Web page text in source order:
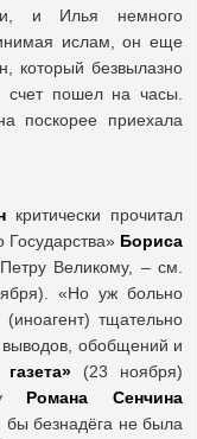
и Илья немного
ислам, он еще
который безвылазно
пошел на часы.
поскорее приехала
критически прочитал
Государства» Бориса
Великому, – см.
«Но уж больно
тщательно
выводов, обобщений и
(23 ноября)
Романа Сенчина
безнадёга не была